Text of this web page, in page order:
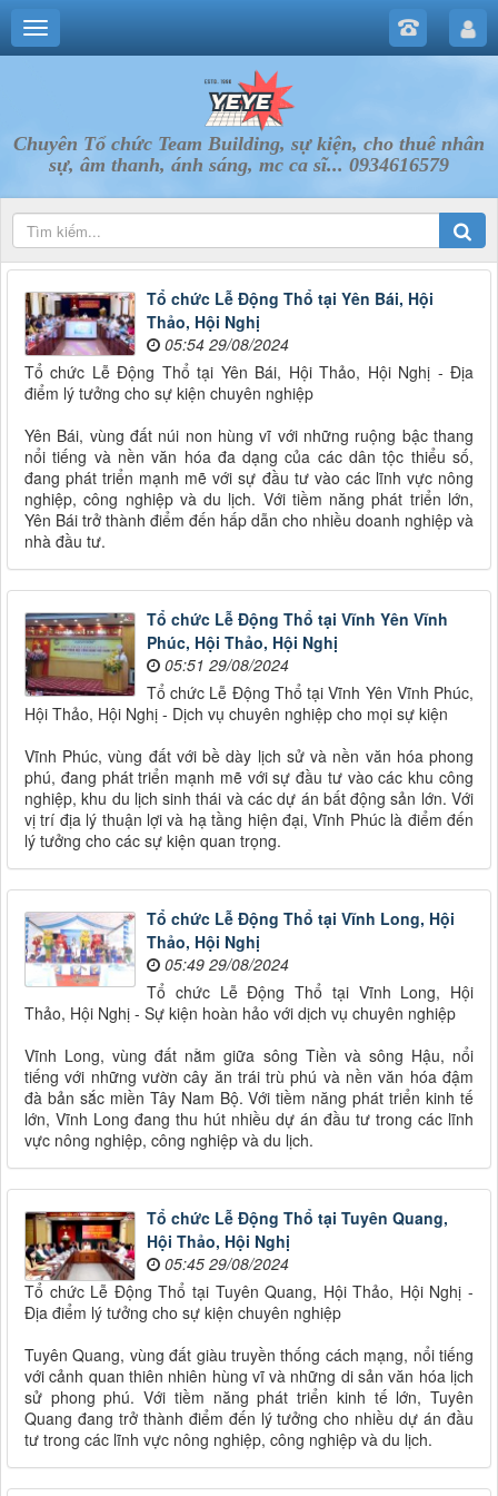
Chuyên Tổ chức Team Building, sự kiện, cho thuê nhân
sự, âm thanh, ánh sáng, mc ca sĩ... 0934616579
Tổ chức Lễ Động Thổ tại Yên Bái, Hội
Thảo, Hội Nghị
05:54 29/08/2024
Tổ chức Lễ Động Thổ tại Yên Bái, Hội Thảo, Hội Nghị - Địa
điểm lý tưởng cho sự kiện chuyên nghiệp
Yên Bái, vùng đất núi non hùng vĩ với những ruộng bậc thang
nổi tiếng và nền văn hóa đa dạng của các dân tộc thiểu số,
đang phát triển mạnh mẽ với sự đầu tư vào các lĩnh vực nông
nghiệp, công nghiệp và du lịch. Với tiềm năng phát triển lớn,
Yên Bái trở thành điểm đến hấp dẫn cho nhiều doanh nghiệp và
nhà đầu tư.
Tổ chức Lễ Động Thổ tại Vĩnh Yên Vĩnh
Phúc, Hội Thảo, Hội Nghị
05:51 29/08/2024
Tổ chức Lễ Động Thổ tại Vĩnh Yên Vĩnh Phúc,
Hội Thảo, Hội Nghị - Dịch vụ chuyên nghiệp cho mọi sự kiện
Vĩnh Phúc, vùng đất với bề dày lịch sử và nền văn hóa phong
phú, đang phát triển mạnh mẽ với sự đầu tư vào các khu công
nghiệp, khu du lịch sinh thái và các dự án bất động sản lớn. Với
vị trí địa lý thuận lợi và hạ tầng hiện đại, Vĩnh Phúc là điểm đến
lý tưởng cho các sự kiện quan trọng.
Tổ chức Lễ Động Thổ tại Vĩnh Long, Hội
Thảo, Hội Nghị
05:49 29/08/2024
Tổ chức Lễ Động Thổ tại Vĩnh Long, Hội
Thảo, Hội Nghị - Sự kiện hoàn hảo với dịch vụ chuyên nghiệp
Vĩnh Long, vùng đất nằm giữa sông Tiền và sông Hậu, nổi
tiếng với những vườn cây ăn trái trù phú và nền văn hóa đậm
đà bản sắc miền Tây Nam Bộ. Với tiềm năng phát triển kinh tế
lớn, Vĩnh Long đang thu hút nhiều dự án đầu tư trong các lĩnh
vực nông nghiệp, công nghiệp và du lịch.
Tổ chức Lễ Động Thổ tại Tuyên Quang,
Hội Thảo, Hội Nghị
05:45 29/08/2024
Tổ chức Lễ Động Thổ tại Tuyên Quang, Hội Thảo, Hội Nghị -
Địa điểm lý tưởng cho sự kiện chuyên nghiệp
Tuyên Quang, vùng đất giàu truyền thống cách mạng, nổi tiếng
với cảnh quan thiên nhiên hùng vĩ và những di sản văn hóa lịch
sử phong phú. Với tiềm năng phát triển kinh tế lớn, Tuyên
Quang đang trở thành điểm đến lý tưởng cho nhiều dự án đầu
tư trong các lĩnh vực nông nghiệp, công nghiệp và du lịch.